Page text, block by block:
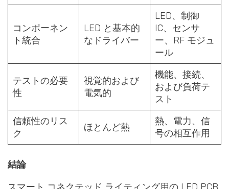
コンポーネン
ト統合
LED と基本的
なドライバー
LED、制御
IC、センサ
ー、RF モジュ
ール
テストの必要
性
視覚的および
電気的
機能、接続、
および負荷テ
スト
信頼性のリス
ク
ほとんど熱
熱、電力、信
号の相互作用
結論